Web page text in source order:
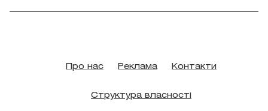
Про нас Реклама Контакти
Структура власності